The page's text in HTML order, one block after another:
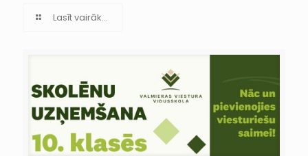
Lasīt vairāk...